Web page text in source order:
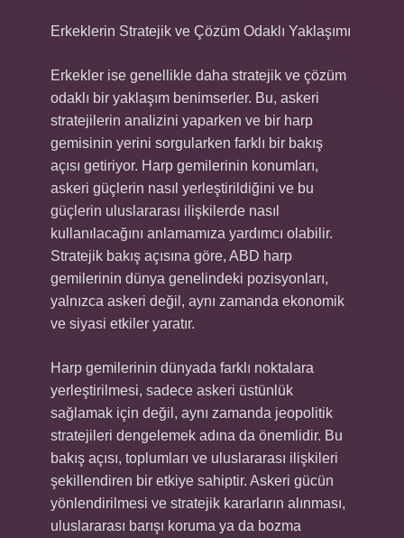
Erkeklerin Stratejik ve Çözüm Odaklı Yaklaşımı
Erkekler ise genellikle daha stratejik ve çözüm
odaklı bir yaklaşım benimserler. Bu, askeri
stratejilerin analizini yaparken ve bir harp
gemisinin yerini sorgularken farklı bir bakış
açısı getiriyor. Harp gemilerinin konumları,
askeri güçlerin nasıl yerleştirildiğini ve bu
güçlerin uluslararası ilişkilerde nasıl
kullanılacağını anlamamıza yardımcı olabilir.
Stratejik bakış açısına göre, ABD harp
gemilerinin dünya genelindeki pozisyonları,
yalnızca askeri değil, aynı zamanda ekonomik
ve siyasi etkiler yaratır.
Harp gemilerinin dünyada farklı noktalara
yerleştirilmesi, sadece askeri üstünlük
sağlamak için değil, aynı zamanda jeopolitik
stratejileri dengelemek adına da önemlidir. Bu
bakış açısı, toplumları ve uluslararası ilişkileri
şekillendiren bir etkiye sahiptir. Askeri gücün
yönlendirilmesi ve stratejik kararların alınması,
uluslararası barışı koruma ya da bozma